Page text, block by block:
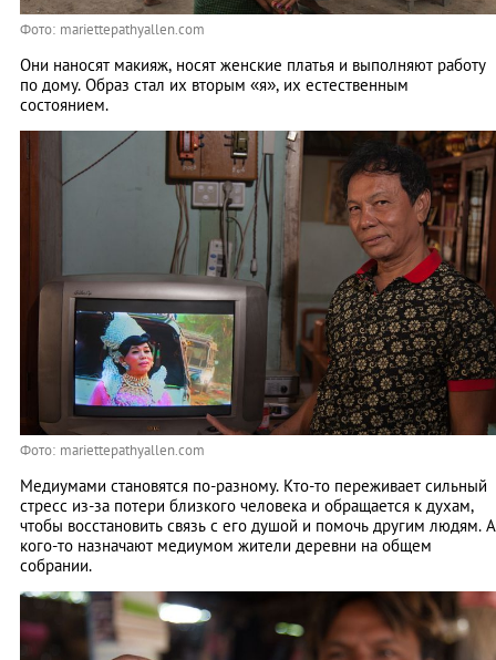
Фото: mariettepathyallen.com
Они наносят макияж, носят женские платья и выполняют работу
по дому. Образ стал их вторым «я», их естественным
состоянием.
Фото: mariettepathyallen.com
Медиумами становятся по-разному. Кто-то переживает сильный
стресс из-за потери близкого человека и обращается к духам,
чтобы восстановить связь с его душой и помочь другим людям. А
кого-то назначают медиумом жители деревни на общем
собрании.